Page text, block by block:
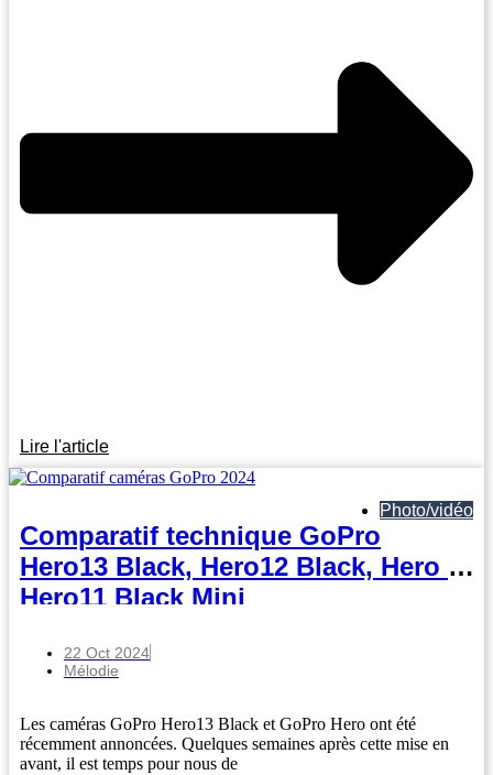
Lire l'article
Photo/vidéo
Comparatif technique GoPro
Hero13 Black, Hero12 Black, Hero et
Hero11 Black Mini
22 Oct 2024
Mélodie
Les caméras GoPro Hero13 Black et GoPro Hero ont été
récemment annoncées. Quelques semaines après cette mise en
avant, il est temps pour nous de